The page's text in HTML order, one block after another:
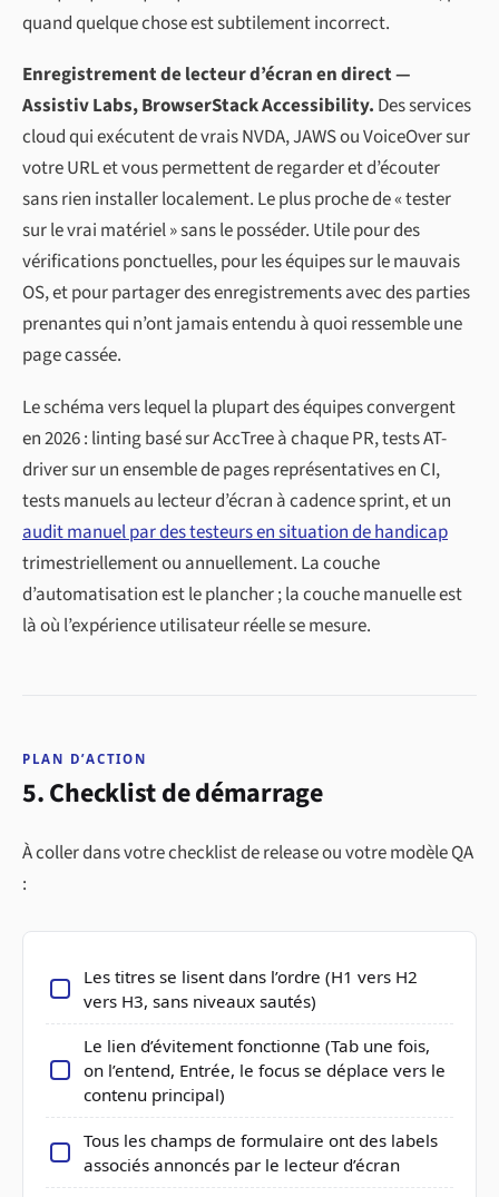
quand quelque chose est subtilement incorrect.
Enregistrement de lecteur d’écran en direct —
Assistiv Labs, BrowserStack Accessibility. Des services
cloud qui exécutent de vrais NVDA, JAWS ou VoiceOver sur
votre URL et vous permettent de regarder et d’écouter
sans rien installer localement. Le plus proche de « tester
sur le vrai matériel » sans le posséder. Utile pour des
vérifications ponctuelles, pour les équipes sur le mauvais
OS, et pour partager des enregistrements avec des parties
prenantes qui n’ont jamais entendu à quoi ressemble une
page cassée.
Le schéma vers lequel la plupart des équipes convergent
en 2026 : linting basé sur AccTree à chaque PR, tests AT-
driver sur un ensemble de pages représentatives en CI,
tests manuels au lecteur d’écran à cadence sprint, et un
audit manuel par des testeurs en situation de handicap
trimestriellement ou annuellement. La couche
d’automatisation est le plancher ; la couche manuelle est
là où l’expérience utilisateur réelle se mesure.
PLAN D’ACTION
5. Checklist de démarrage
À coller dans votre checklist de release ou votre modèle QA
:
Les titres se lisent dans l’ordre (H1 vers H2
vers H3, sans niveaux sautés)
Le lien d’évitement fonctionne (Tab une fois,
on l’entend, Entrée, le focus se déplace vers le
contenu principal)
Tous les champs de formulaire ont des labels
associés annoncés par le lecteur d’écran